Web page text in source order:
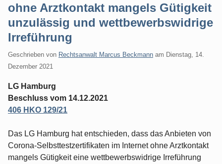
ohne Arztkontakt mangels Gütigkeit
unzulässig und wettbewerbswidrige
Irreführung
Geschrieben von Rechtsanwalt Marcus Beckmann am Dienstag, 14.
Dezember 2021
LG Hamburg
Beschluss vom 14.12.2021
406 HKO 129/21
Das LG Hamburg hat entschieden, dass das Anbieten von
Corona-Selbsttestzertifikaten im Internet ohne Arztkontakt
mangels Gütigkeit eine wettbewerbswidrige Irreführung